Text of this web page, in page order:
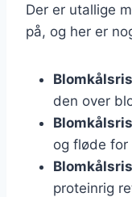
Der er utallige
på, og her er
den over
og fløde
proteinrig